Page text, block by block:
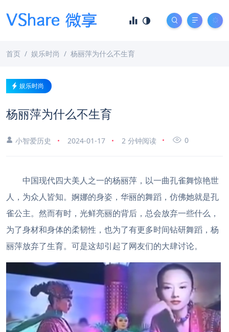
首页 娱乐时尚 杨丽萍为什么不生育
娱乐时尚
杨丽萍为什么不生育
小智爱历史 2024-01-17 2 分钟阅读 0
中国现代四大美人之一的杨丽萍，以一曲孔雀舞惊艳世
人，为众人皆知。婀娜的身姿，华丽的舞蹈，仿佛她就是孔
雀公主。然而有时，光鲜亮丽的背后，总会放弃一些什么，
为了身材和身体的柔韧性，也为了有更多时间钻研舞蹈，杨
丽萍放弃了生育。可是这却引起了网友们的大肆讨论。